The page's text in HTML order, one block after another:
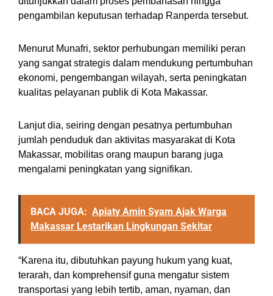
pengambilan keputusan terhadap Ranperda tersebut.
Menurut Munafri, sektor perhubungan memiliki peran
yang sangat strategis dalam mendukung pertumbuhan
ekonomi, pengembangan wilayah, serta peningkatan
kualitas pelayanan publik di Kota Makassar.
Lanjut dia, seiring dengan pesatnya pertumbuhan
jumlah penduduk dan aktivitas masyarakat di Kota
Makassar, mobilitas orang maupun barang juga
mengalami peningkatan yang signifikan.
BACA JUGA: Apiaty Amin Syam Ajak Warga
Makassar Lestarikan Lingkungan Sekitar
“Karena itu, dibutuhkan payung hukum yang kuat,
terarah, dan komprehensif guna mengatur sistem
transportasi yang lebih tertib, aman, nyaman, dan